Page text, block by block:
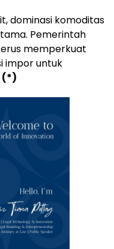
dominasi komoditas
Pemerintah
memperkuat
impor untuk
(*)